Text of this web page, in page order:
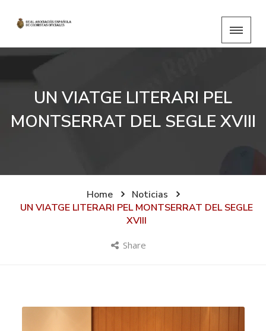
UN VIATGE LITERARI PEL
MONTSERRAT DEL SEGLE XVIII
Home
Noticias
UN VIATGE LITERARI PEL MONTSERRAT DEL SEGLE
XVIII
Share